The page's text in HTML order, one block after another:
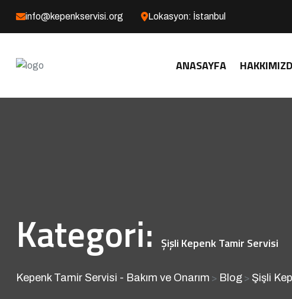
info@kepenkservisi.org Lokasyon: İstanbul
ANASAYFA
Kategori: Şişli Kepenk Tamir Servisi
Kepenk Tamir Servisi - Bakım ve Onarım > Blog> Şişli